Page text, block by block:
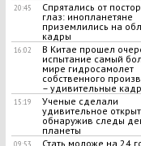
20:45
Спрятались от
глаз: инопланетяне
приземлились на
кадры
16:02
​В Китае прошел
испытание самый
мире гидросамолет
собственного
– удивительные
15:19
​Ученые сделали
удивительное
обнаружив следы
планеты
09:53
Стать моложе на 24